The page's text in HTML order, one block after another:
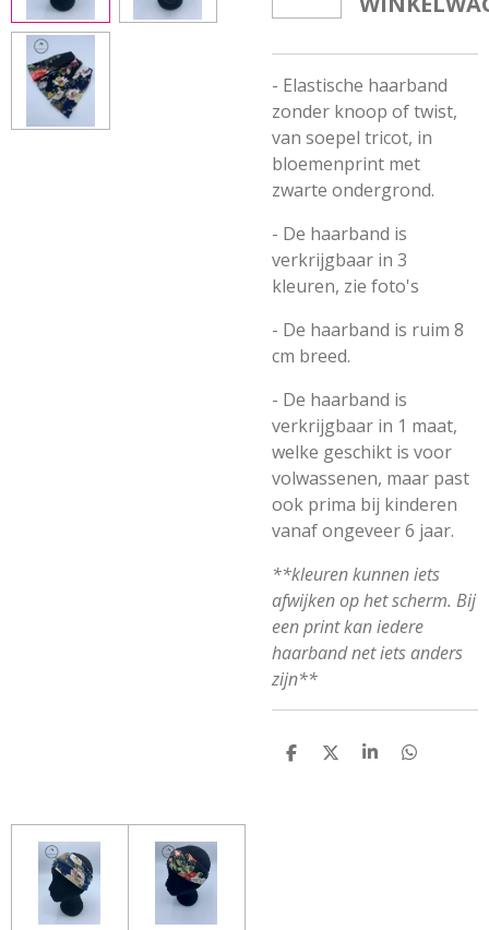
- Elastische haarband
zonder knoop of twist,
van soepel tricot, in
bloemenprint met
zwarte ondergrond.
- De haarband is
verkrijgbaar in 3
kleuren, zie foto's
- De haarband is ruim 8
cm breed.
- De haarband is
verkrijgbaar in 1 maat,
welke geschikt is voor
volwassenen, maar past
ook prima bij kinderen
vanaf ongeveer 6 jaar.
**kleuren kunnen iets
afwijken op het scherm. Bij
een print kan iedere
haarband net iets anders
zijn**
D
D
S
D